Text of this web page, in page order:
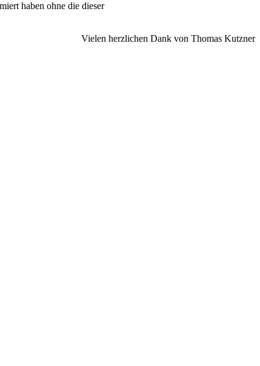
haben ohne die dieser
Vielen herzlichen Dank von Thomas Kutzner